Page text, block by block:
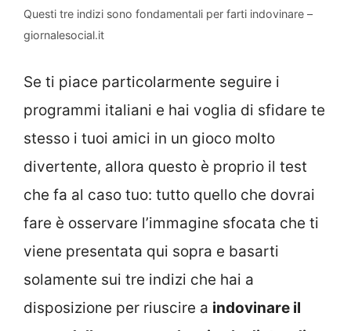
Questi tre indizi sono fondamentali per farti indovinare –
giornalesocial.it
Se ti piace particolarmente seguire i
programmi italiani e hai voglia di sfidare te
stesso i tuoi amici in un gioco molto
divertente, allora questo è proprio il test
che fa al caso tuo: tutto quello che dovrai
fare è osservare l’immagine sfocata che ti
viene presentata qui sopra e basarti
solamente sui tre indizi che hai a
disposizione per riuscire a indovinare il